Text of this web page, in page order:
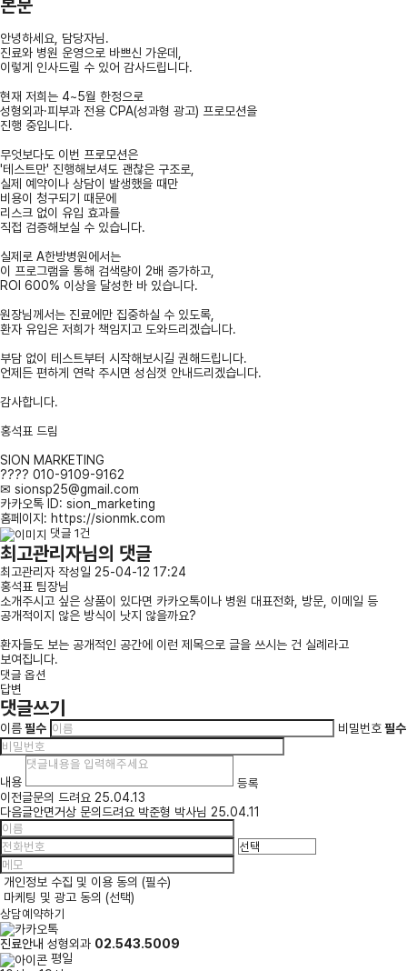
본문
안녕하세요, 담당자님.
진료와 병원 운영으로 바쁘신 가운데,
이렇게 인사드릴 수 있어 감사드립니다.
현재 저희는 4~5월 한정으로
성형외과·피부과 전용 CPA(성과형 광고) 프로모션을
진행 중입니다.
무엇보다도 이번 프로모션은
'테스트만' 진행해보셔도 괜찮은 구조로,
실제 예약이나 상담이 발생했을 때만
비용이 청구되기 때문에
리스크 없이 유입 효과를
직접 검증해보실 수 있습니다.
실제로 A한방병원에서는
이 프로그램을 통해 검색량이 2배 증가하고,
ROI 600% 이상을 달성한 바 있습니다.
원장님께서는 진료에만 집중하실 수 있도록,
환자 유입은 저희가 책임지고 도와드리겠습니다.
부담 없이 테스트부터 시작해보시길 권해드립니다.
언제든 편하게 연락 주시면 성심껏 안내드리겠습니다.
감사합니다.
홍석표 드림
SION MARKETING
???? 010-9109-9162
✉ sionsp25@gmail.com
카카오톡 ID: sion_marketing
홈페이지: https://sionmk.com
댓글 1건
최고관리자님의 댓글
최고관리자 작성일 25-04-12 17:24
홍석표 팀장님
소개주시고 싶은 상품이 있다면 카카오톡이나 병원 대표전화, 방문, 이메일 등
공개적이지 않은 방식이 낫지 않을까요?
환자들도 보는 공개적인 공간에 이런 제목으로 글을 쓰시는 건 실례라고
보여집니다.
댓글 옵션
답변
댓글쓰기
이름필수 비밀번호필수
내용
등록
이전글문의 드려요 25.04.13
다음글안면거상 문의드려요 박준형 박사님 25.04.11
개인정보 수집 및 이용 동의 (필수)
마케팅 및 광고 동의 (선택)
상담예약하기
진료안내 성형외과 02.543.5009
평일